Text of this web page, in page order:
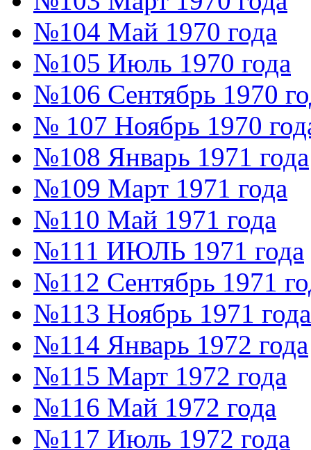
№104 Май 1970 года
№105 Июль 1970 года
№106 Сентябрь 1970
№ 107 Ноябрь 1970
№108 Январь 1971 года
№109 Март 1971 года
№110 Май 1971 года
№111 ИЮЛЬ 1971 года
№112 Сентябрь 1971
№113 Ноябрь 1971 года
№114 Январь 1972 года
№115 Март 1972 года
№116 Май 1972 года
№117 Июль 1972 года